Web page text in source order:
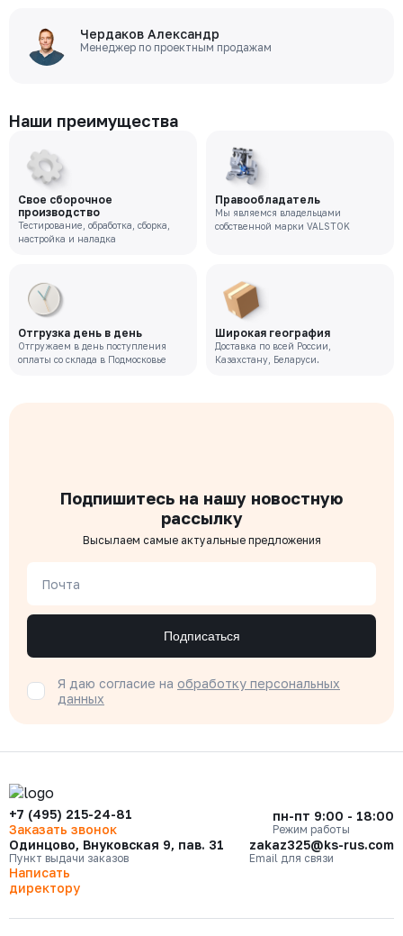
Чердаков Александр
Менеджер по проектным продажам
Наши преимущества
Свое сборочное
производство
Тестирование, обработка, сборка,
настройка и наладка
Правообладатель
Мы являемся владельцами
собственной марки VALSTOK
Отгрузка день в день
Отгружаем в день поступления
оплаты со склада в Подмосковье
Широкая география
Доставка по всей России,
Казахстану, Беларуси.
Подпишитесь на нашу новостную
рассылку
Высылаем самые актуальные предложения
Почта
Подписаться
Я даю согласие на обработку персональных
данных
+7 (495) 215-24-81
Заказать звонок
пн-пт 9:00 - 18:00
Режим работы
Одинцово, Внуковская 9, пав. 31
Пункт выдачи заказов
zakaz325@ks-rus.com
Email для связи
Написать
директору